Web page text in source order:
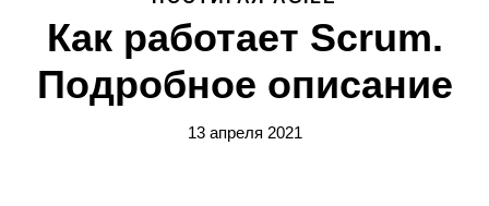
Как работает Scrum.
Подробное описание
13 апреля 2021